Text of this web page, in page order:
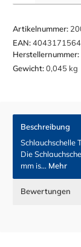
Artikelnummer:
EAN:
Herstellernummer:
Gewicht:0,045 kg
Beschreibung
Schlauchschelle
Die
mm is… Mehr
Bewertungen